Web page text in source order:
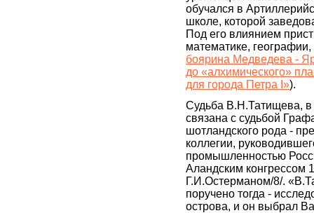
обучался в
школе, которой
Под его влиянием
математике,
боярина Медведева -
до «алхимического»
для города Петра I»).
Судьба В.Н.Татищева, в
связана с судьбой
шотландского рода -
коллегии,
промышленностью
Аландским конгрессом
Г.И.Остерманом/8/.
поручено тогда -
острова, и он выбрал